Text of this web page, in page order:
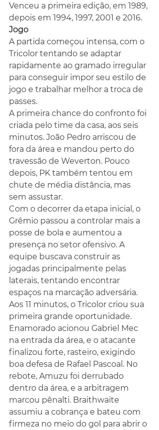
Venceu a primeira edição, em 1989,
depois em 1994, 1997, 2001 e 2016.
Jogo
A partida começou intensa, com o
Tricolor tentando se adaptar
rapidamente ao gramado irregular
para conseguir impor seu estilo de
jogo e trabalhar melhor a troca de
passes.
A primeira chance do confronto foi
criada pelo time da casa, aos seis
minutos. João Pedro arriscou de
fora da área e mandou perto do
travessão de Weverton. Pouco
depois, PK também tentou em
chute de média distância, mas
sem assustar.
Com o decorrer da etapa inicial, o
Grêmio passou a controlar mais a
posse de bola e aumentou a
presença no setor ofensivo. A
equipe buscava construir as
jogadas principalmente pelas
laterais, tentando encontrar
espaços na marcação adversária.
Aos 11 minutos, o Tricolor criou sua
primeira grande oportunidade.
Enamorado acionou Gabriel Mec
na entrada da área, e o atacante
finalizou forte, rasteiro, exigindo
boa defesa de Rafael Pascoal. No
rebote, Amuzu foi derrubado
dentro da área, e a arbitragem
marcou pênalti. Braithwaite
assumiu a cobrança e bateu com
firmeza no meio do gol para abrir o